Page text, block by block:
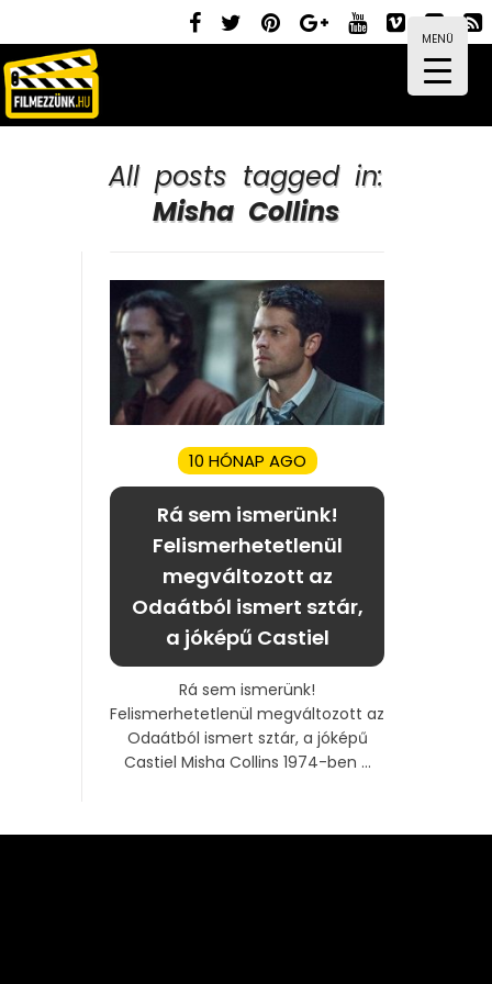
MENÜ
All posts tagged in:
Misha Collins
10 HÓNAP AGO
Rá sem ismerünk!
Felismerhetetlenül
megváltozott az
Odaátból ismert sztár,
a jóképű Castiel
Rá sem ismerünk!
Felismerhetetlenül megváltozott az
Odaátból ismert sztár, a jóképű
Castiel Misha Collins 1974-ben ...